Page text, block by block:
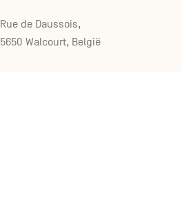
Rue de Daussois,
5650 Walcourt, België